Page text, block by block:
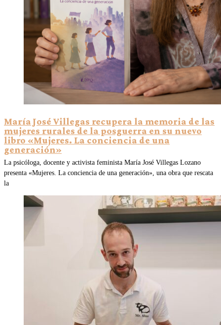
María José Villegas recupera la memoria de las
mujeres rurales de la posguerra en su nuevo
libro «Mujeres. La conciencia de una
generación»
La psicóloga, docente y activista feminista María José Villegas Lozano
presenta «Mujeres. La conciencia de una generación», una obra que rescata
la